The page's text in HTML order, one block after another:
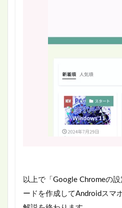
以上で「Google Chromeの
ードを作成してAndroidスマ